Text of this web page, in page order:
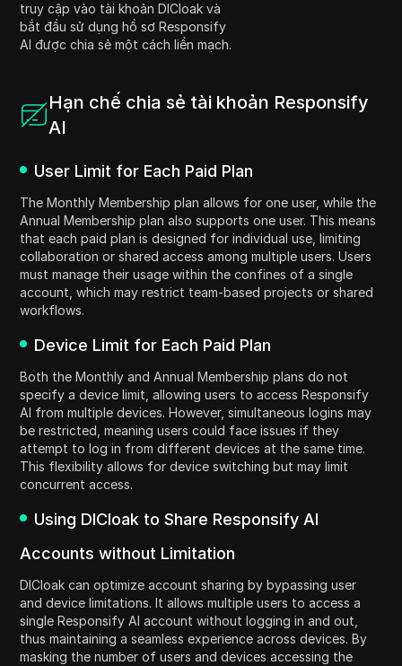
truy cập vào tài khoản DICloak và
bắt đầu sử dụng hồ sơ Responsify
AI được chia sẻ một cách liền mạch.
Hạn chế chia sẻ tài khoản Responsify
AI
User Limit for Each Paid Plan
The Monthly Membership plan allows for one user, while the
Annual Membership plan also supports one user. This means
that each paid plan is designed for individual use, limiting
collaboration or shared access among multiple users. Users
must manage their usage within the confines of a single
account, which may restrict team-based projects or shared
workflows.
Device Limit for Each Paid Plan
Both the Monthly and Annual Membership plans do not
specify a device limit, allowing users to access Responsify
AI from multiple devices. However, simultaneous logins may
be restricted, meaning users could face issues if they
attempt to log in from different devices at the same time.
This flexibility allows for device switching but may limit
concurrent access.
Using DICloak to Share Responsify AI
Accounts without Limitation
DICloak can optimize account sharing by bypassing user
and device limitations. It allows multiple users to access a
single Responsify AI account without logging in and out,
thus maintaining a seamless experience across devices. By
masking the number of users and devices accessing the